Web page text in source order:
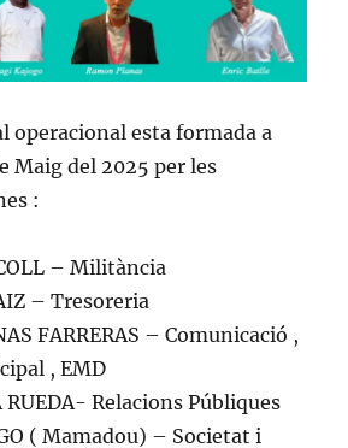
operacional esta formada a
Maig del 2025 per les
:
– Militància
– Tresoreria
FARRERAS – Comunicació ,
, EMD
RUEDA- Relacions Públiques
( Mamadou) – Societat i